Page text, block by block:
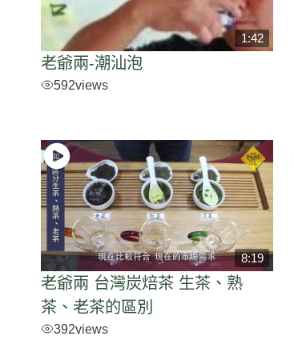
1:42
老爺兩-潮汕泡
592views
8:19
老爺兩 台灣炭焙茶 生茶、熟
茶、老茶的區別
392views